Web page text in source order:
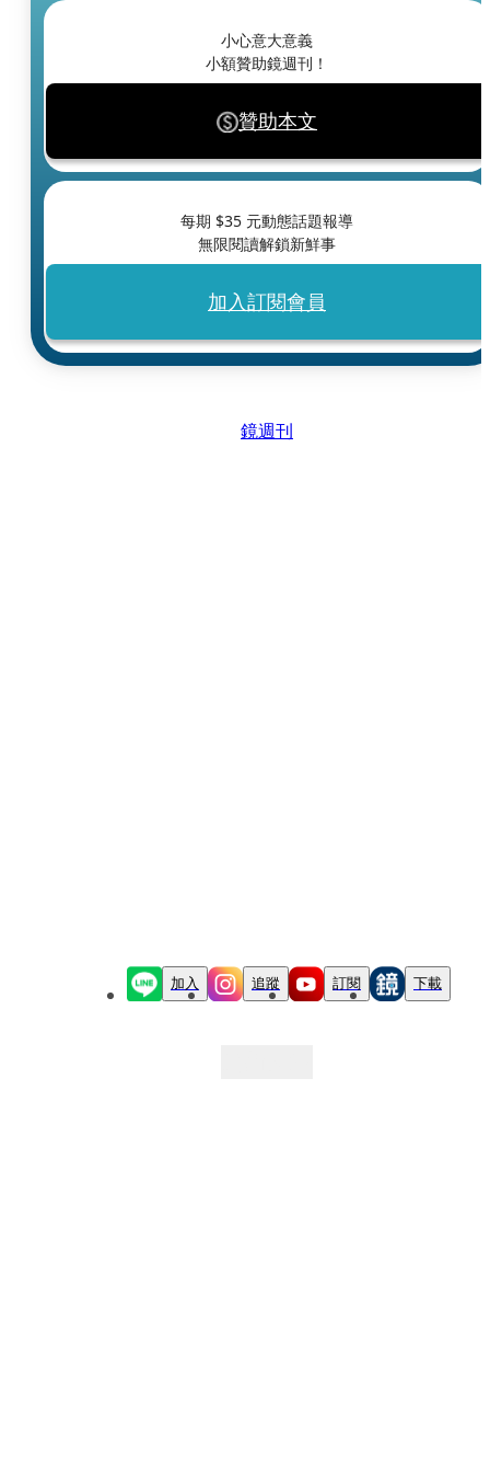
小心意大意義
小額贊助鏡週刊！
贊助本文
每期 $35 元動態話題報導
無限閱讀解鎖新鮮事
加入訂閱會員
鏡週刊
加入 追蹤 訂閱 下載